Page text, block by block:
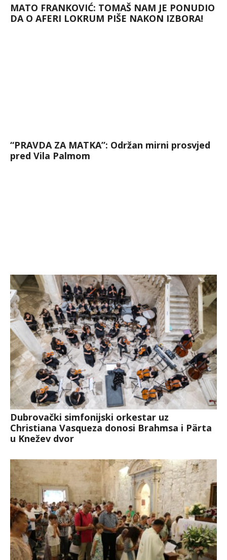
MATO FRANKOVIĆ: TOMAŠ NAM JE PONUDIO
DA O AFERI LOKRUM PIŠE NAKON IZBORA!
“PRAVDA ZA MATKA”: Održan mirni prosvjed
pred Vila Palmom
Dubrovački simfonijski orkestar uz
Christiana Vasqueza donosi Brahmsa i Pärta
u Knežev dvor